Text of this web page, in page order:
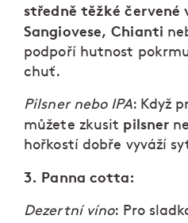
středně těžké červené
Sangiovese, Chianti
podpoří hutnost
chuť.
Pilsner nebo IPA: Když
můžete zkusit pilsner
hořkostí dobře vyváží
3. Panna cotta:
Dezertní víno: Pro